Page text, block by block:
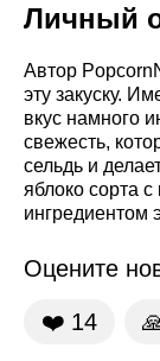
Личный
Автор
эту закуску.
вкус намного
свежесть,
сельдь и
яблоко сорта
ингредиентом
Оцените
❤️ 14